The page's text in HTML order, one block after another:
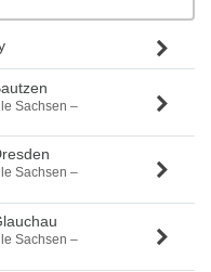
Sachsen –
Sachsen –
Sachsen –